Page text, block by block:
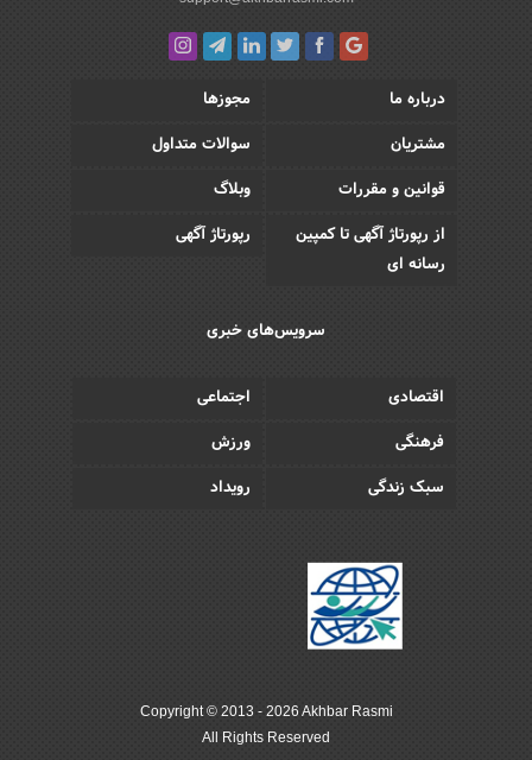
درباره ما
مجوزها
مشتریان
سوالات متداول
قوانین و مقررات
وبلاگ
از رپورتاژ آگهی تا کمپین
رسانه ای
رپورتاژ آگهی
سرویس‌های خبری
اقتصادی
اجتماعی
فرهنگی
ورزش
سبک زندگی
رویداد
Copyright © 2013 - 2026 Akhbar Rasmi
All Rights Reserved